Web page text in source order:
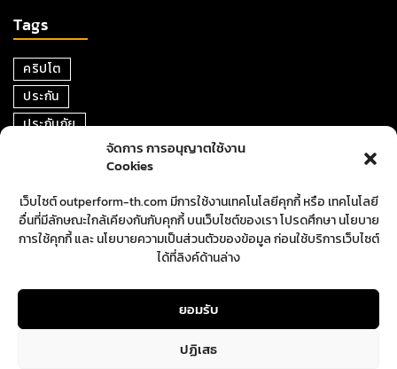
จัดการ การอนุญาตใช้งาน
Cookies
เว็บไซต์ outperform-th.com มีการใช้งานเทคโนโลยีคุกกี้ หรือ เทคโนโลยี
อื่นที่มีลักษณะใกล้เคียงกันกับคุกกี้ บนเว็บไซต์ของเรา โปรดศึกษา นโยบาย
การใช้คุกกี้ และ นโยบายความเป็นส่วนตัวของข้อมูล ก่อนใช้บริการเว็บไซต์
ได้ที่ลิงค์ด้านล่าง
ยอมรับ
ปฏิเสธ
Tags
คริปโต
ประกัน
ประกันภัย
ตราสารหนี้
อสังหาริมทรัพย์
ตลาดหุ้น